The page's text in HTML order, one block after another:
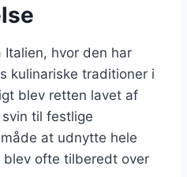
hvor den har
kulinariske traditioner i
blev retten lavet af
til festlige
at udnytte hele
ofte tilberedt over